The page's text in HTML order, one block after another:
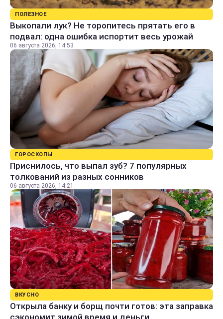
ПОЛЕЗНОЕ
Выкопали лук? Не торопитесь прятать его в
подвал: одна ошибка испортит весь урожай
06 августа 2026, 14:53
ГОРОСКОПЫ
Приснилось, что выпал зуб? 7 популярных
толкований из разных сонников
06 августа 2026, 14:21
ВКУСНО
Открыла банку и борщ почти готов: эта заправка
сэкономит зимой время и деньги